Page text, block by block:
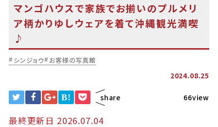
マンゴハウスで家族でお揃いのプルメリ
ア柄かりゆしウェアを着て沖縄観光満喫
♪
シンジョウ お客様の写真館
2024.08.25
B! share 66view
最終更新日 2026.07.04